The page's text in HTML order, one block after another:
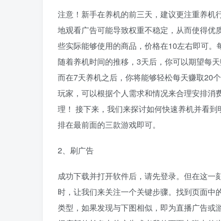
注意！新手在养机的前三天，建议更注重养
地观看广告可能导致权重不稳定，从而使得
些实际能够使用的商品，价格在10左右即可
随着养机时间的推移，3天后，你可以期望每
而在7天养机之后，你将能够轻松每天赚取20
玩家，可以根据个人需求和情况来合理安排
理！ 接下来，我们来探讨如何快速养机并看
排在最前面的三款游戏即可。
2、刷广告
成功下载并打开软件后，请先登录。但在这
时，让我们来关注一个关键步骤。找到页面
类型，如果发现与下图相似，即为直播广告